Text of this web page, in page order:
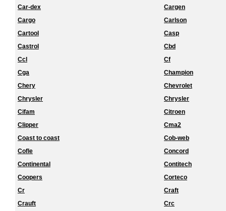
Car-dex
Cargen
Cargo
Carlson
Cartool
Casp
Castrol
Cbd
Ccl
Cf
Cga
Champion
Chery
Chevrolet
Chrysler
Chrysler
Cifam
Citroen
Clipper
Cma2
Coast to coast
Cob-web
Cofle
Concord
Continental
Contitech
Coopers
Corteco
Cr
Craft
Crauft
Crc